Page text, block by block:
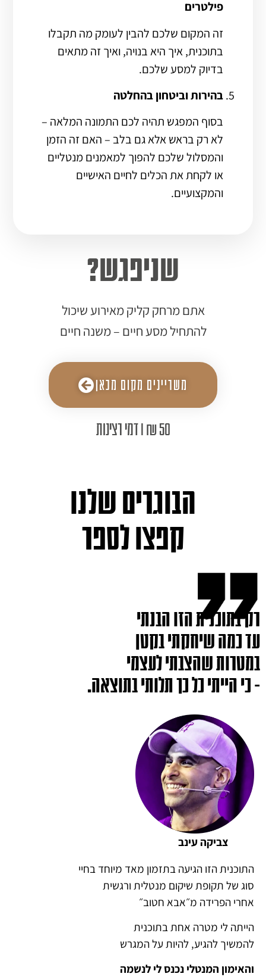
פילטרים
זה המקום שלכם להבין לעומק מה תקבלו
בתוכנית, איך היא בנויה, ואיך זה מתאים
בדיוק למסע שלכם.
בהירות וביטחון בהחלטה
בסוף המפגש תהיה לכם התמונה המלאה –
לא רק בראש אלא גם בלב – האם זה הזמן
והמסלול שלכם להפוך למאמנים מנטליים
או לקחת את הכלים לחיים האישיים
והמקצועיים.
שניפגש?
אתם מרחק קליק מאירוע שיכול
להתחיל מסע חיים – משנה חיים
משריינים מקום מכאן
50 ₪ I דמי רצינות
הבוגרים שלנו
קפצו לספר
רק בתוכנית הזו הבנתי
עד כמה שיחקתי בקטן
במטרות שהצבתי לעצמי
- כי הייתי כל כך תלותי בתוצאה.
צביקה עינב
התוכנית הזו הגיעה בתזמון מאד מיוחד בחיי
סוג של תקופת שיקום מנטלית ורגשית
אחרי הפרידה מ״אבא חטוב״
הייתה לי מטרה אחת בתוכנית
להמשיך להגיע, להיות על המגרש
והאימון המנטלי נכנס לי לנשמה